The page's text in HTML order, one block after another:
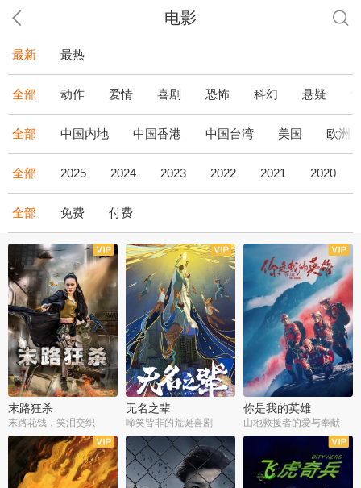
电影
最新 最热
全部 动作 爱情 喜剧 恐怖 科幻 悬疑
全部 中国内地 中国香港 中国台湾 美国 欧洲
全部 2025 2024 2023 2022 2021 2020
全部 免费 付费
末路狂杀
末路花钱，笑泪交织
无名之辈
啼笑皆非的荒诞喜剧
你是我的英雄
山地救援者的爱与奉献